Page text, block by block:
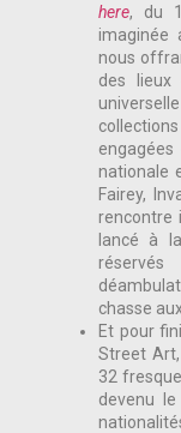
here, du
imaginée
nous
des lieux
nationale
Fairey,
rencontre
lancé à
chasse
Et pour
Street
32
devenu